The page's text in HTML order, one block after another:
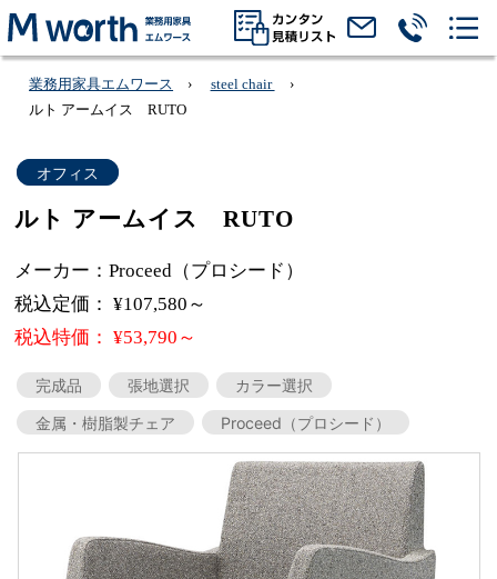
業務用家具エムワース
steel chair
ルト アームイス RUTO
オフィス
ルト アームイス RUTO
メーカー：Proceed（プロシード）
税込定価： ¥107,580～
税込特価： ¥53,790～
完成品 張地選択
カラー選択
金属・樹脂製チェア
Proceed（プロシード）